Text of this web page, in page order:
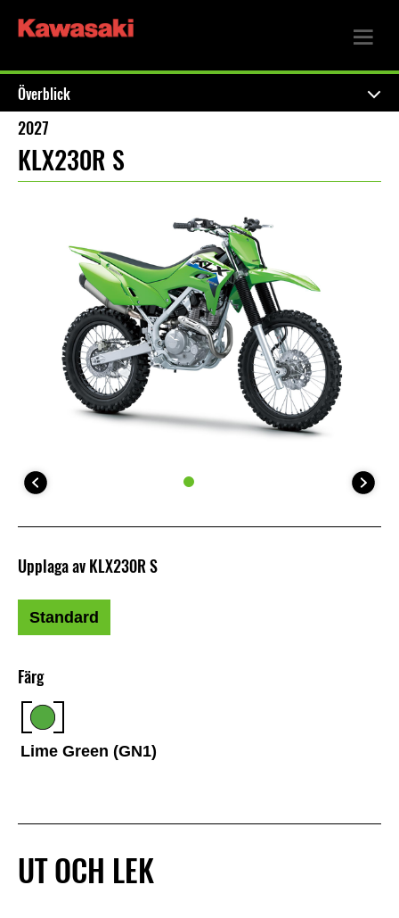
Överblick
2027
KLX230R S
UT OCH LEK
Färg
Lime Green (GN1)
Upplaga av KLX230R S
Standard